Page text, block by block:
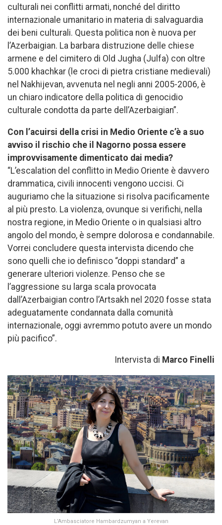
culturali nei conflitti armati, nonché del diritto
internazionale umanitario in materia di salvaguardia
dei beni culturali. Questa politica non è nuova per
l’Azerbaigian. La barbara distruzione delle chiese
armene e del cimitero di Old Jugha (Julfa) con oltre
5.000 khachkar (le croci di pietra cristiane medievali)
nel Nakhijevan, avvenuta nel negli anni 2005-2006, è
un chiaro indicatore della politica di genocidio
culturale condotta da parte dell’Azerbaigian”.
Con l’acuirsi della crisi in Medio Oriente c’è a suo
avviso il rischio che il Nagorno possa essere
improvvisamente dimenticato dai media?
“L’escalation del conflitto in Medio Oriente è davvero
drammatica, civili innocenti vengono uccisi. Ci
auguriamo che la situazione si risolva pacificamente
al più presto. La violenza, ovunque si verifichi, nella
nostra regione, in Medio Oriente o in qualsiasi altro
angolo del mondo, è sempre dolorosa e condannabile.
Vorrei concludere questa intervista dicendo che
sono quelli che io definisco “doppi standard” a
generare ulteriori violenze. Penso che se
l’aggressione su larga scala provocata
dall’Azerbaigian contro l’Artsakh nel 2020 fosse stata
adeguatamente condannata dalla comunità
internazionale, oggi avremmo potuto avere un mondo
più pacifico”.
Intervista di Marco Finelli
L’Ambasciatore Hambardzumyan a Yerevan